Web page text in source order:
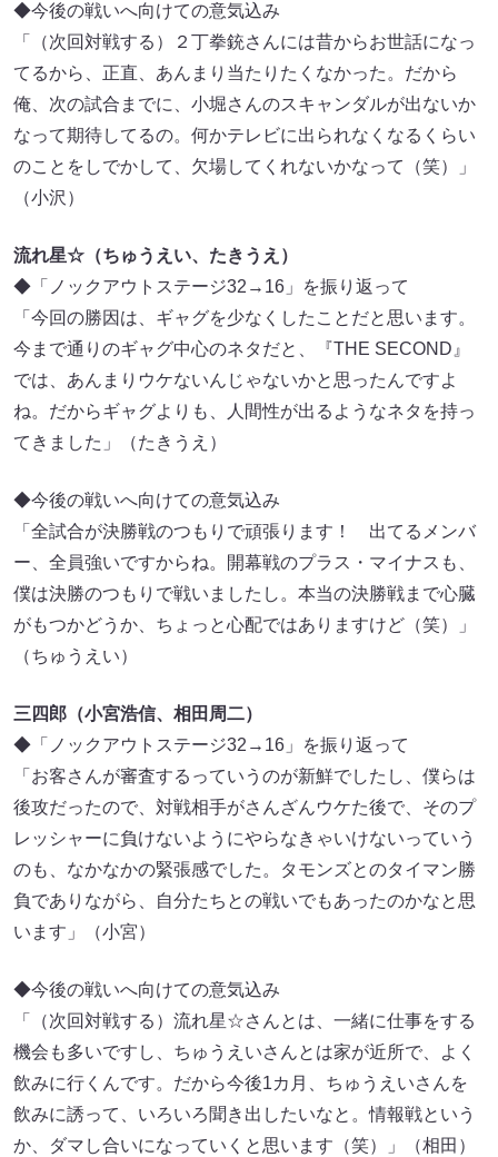
◆今後の戦いへ向けての意気込み
「（次回対戦する）２丁拳銃さんには昔からお世話になっ
てるから、正直、あんまり当たりたくなかった。だから
俺、次の試合までに、小堀さんのスキャンダルが出ないか
なって期待してるの。何かテレビに出られなくなるくらい
のことをしでかして、欠場してくれないかなって（笑）」
（小沢）
流れ星☆（ちゅうえい、たきうえ）
◆「ノックアウトステージ32→16」を振り返って
「今回の勝因は、ギャグを少なくしたことだと思います。
今まで通りのギャグ中心のネタだと、『THE SECOND』
では、あんまりウケないんじゃないかと思ったんですよ
ね。だからギャグよりも、人間性が出るようなネタを持っ
てきました」（たきうえ）
◆今後の戦いへ向けての意気込み
「全試合が決勝戦のつもりで頑張ります！ 出てるメンバ
ー、全員強いですからね。開幕戦のプラス・マイナスも、
僕は決勝のつもりで戦いましたし。本当の決勝戦まで心臓
がもつかどうか、ちょっと心配ではありますけど（笑）」
（ちゅうえい）
三四郎（小宮浩信、相田周二）
◆「ノックアウトステージ32→16」を振り返って
「お客さんが審査するっていうのが新鮮でしたし、僕らは
後攻だったので、対戦相手がさんざんウケた後で、そのプ
レッシャーに負けないようにやらなきゃいけないっていう
のも、なかなかの緊張感でした。タモンズとのタイマン勝
負でありながら、自分たちとの戦いでもあったのかなと思
います」（小宮）
◆今後の戦いへ向けての意気込み
「（次回対戦する）流れ星☆さんとは、一緒に仕事をする
機会も多いですし、ちゅうえいさんとは家が近所で、よく
飲みに行くんです。だから今後1カ月、ちゅうえいさんを
飲みに誘って、いろいろ聞き出したいなと。情報戦という
か、ダマし合いになっていくと思います（笑）」（相田）